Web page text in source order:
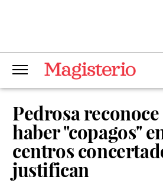
Pedrosa
haber "copagos"
centros
justifican